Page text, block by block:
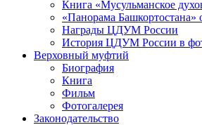
Книга «Мусульманское
«Панорама
Награды ЦДУМ России
История ЦДУМ России в
Верховный муфтий
Биография
Книга
Фильм
Фотогалерея
Законодательство